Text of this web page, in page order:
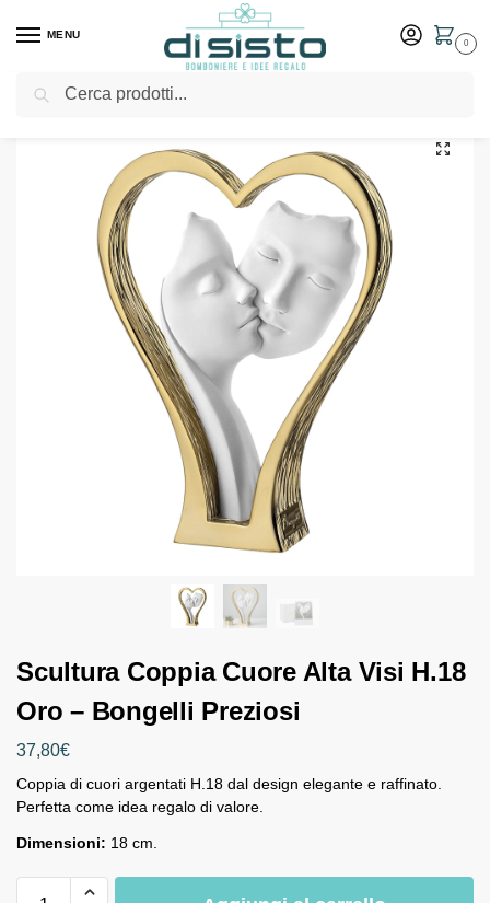
MENU
0
Home Shop Arredo casa
Scultura Coppia Cuore Alta Visi H.18
Oro – Bongelli Preziosi
37,80€
Coppia di cuori argentati H.18 dal design elegante e raffinato.
Perfetta come idea regalo di valore.
Dimensioni: 18 cm.